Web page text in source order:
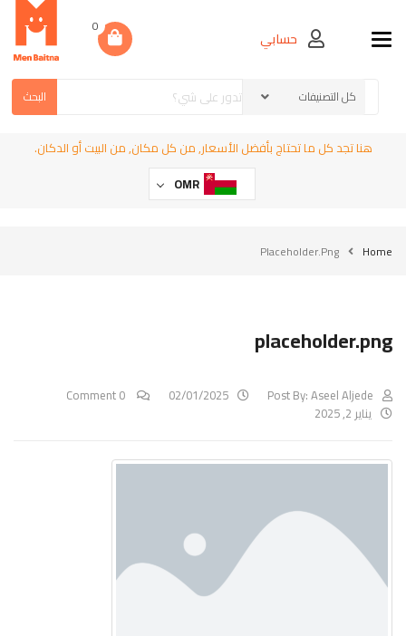
Toggle navigationحسابي
0
البحث
هنا تجد كل ما تحتاج بأفضل الأسعار, من كل مكان, من البيت أو الدكان.
OMR
Home
Placeholder.png
placeholder.png
Post By:Aseel Aljede
02/01/2025
يناير 2, 2025